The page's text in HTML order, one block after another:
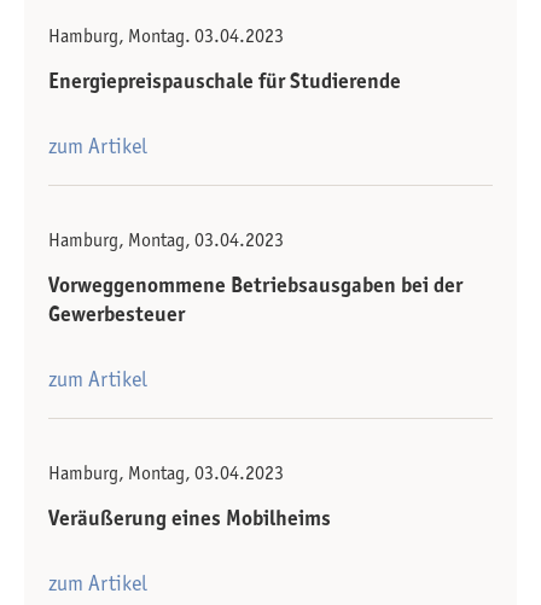
Hamburg, Montag. 03.04.2023
Energiepreispauschale für Studierende
zum Artikel
Hamburg, Montag, 03.04.2023
Vorweggenommene Betriebsausgaben bei der
Gewerbesteuer
zum Artikel
Hamburg, Montag, 03.04.2023
Veräußerung eines Mobilheims
zum Artikel